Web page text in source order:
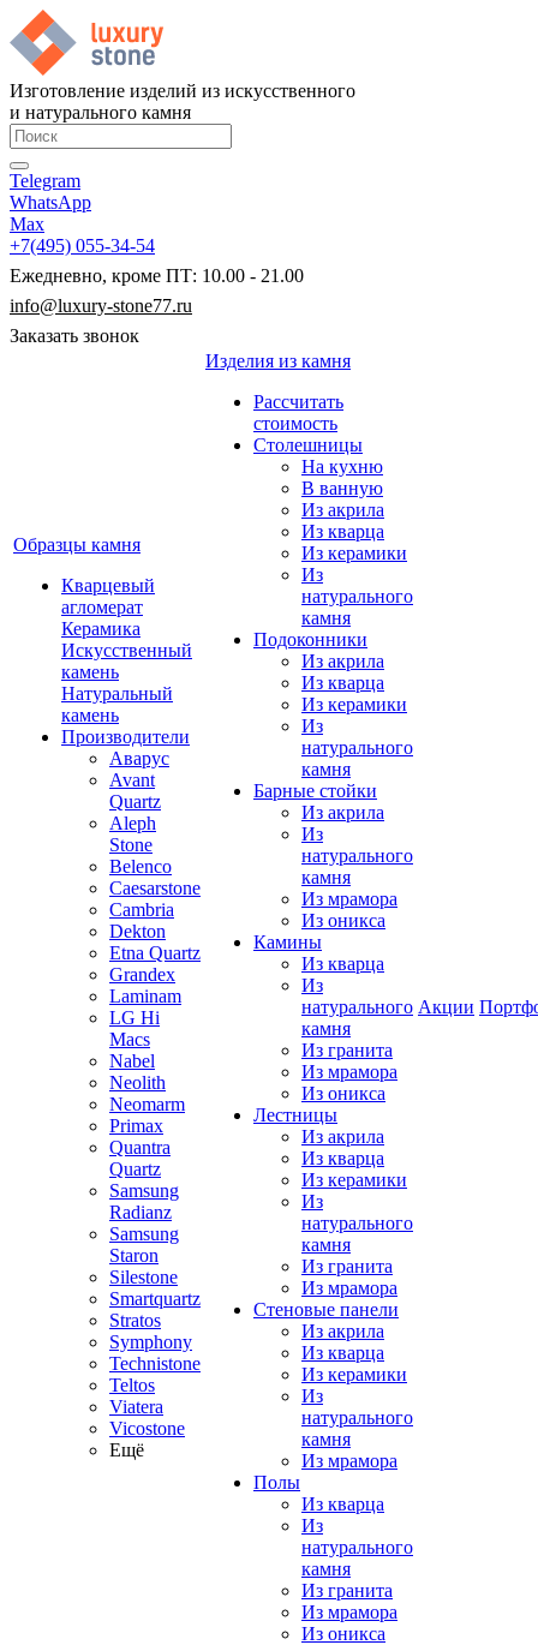
Изготовление изделий из искусственного
и натурального камня
Telegram
WhatsApp
Max
+7(495) 055-34-54
Ежедневно, кроме ПТ: 10.00 - 21.00
info@luxury-stone77.ru
Заказать звонок
Образцы камня
Кварцевый
агломерат
Керамика
Искусственный
камень
Натуральный
камень
Производители
Аварус
Avant
Quartz
Aleph
Stone
Belenco
Caesarstone
Cambria
Dekton
Etna Quartz
Grandex
Laminam
LG Hi
Macs
Nabel
Neolith
Neomarm
Primax
Quantra
Quartz
Samsung
Radianz
Samsung
Staron
Silestone
Smartquartz
Stratos
Symphony
Technistone
Teltos
Viatera
Vicostone
Ещё
Изделия из камня
Рассчитать
стоимость
Столешницы
На кухню
В ванную
Из акрила
Из кварца
Из керамики
Из
натурального
камня
Подоконники
Из акрила
Из кварца
Из керамики
Из
натурального
камня
Барные стойки
Из акрила
Из
натурального
камня
Из мрамора
Из оникса
Камины
Из кварца
Из
натурального
камня
Из гранита
Из мрамора
Из оникса
Лестницы
Из акрила
Из кварца
Из керамики
Из
натурального
камня
Из гранита
Из мрамора
Стеновые панели
Из акрила
Из кварца
Из керамики
Из
натурального
камня
Из мрамора
Полы
Из кварца
Из
натурального
камня
Из гранита
Из мрамора
Из оникса
Акции